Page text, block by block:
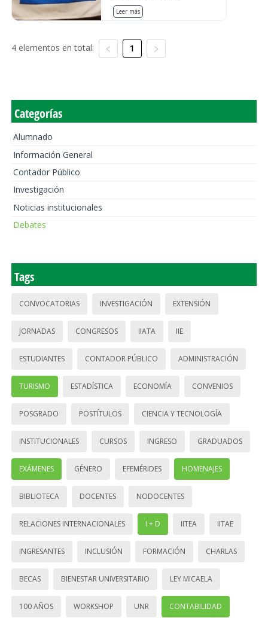
Leer más
4 elementos en total: 1
Categorías
Alumnado
Información General
Contador Público
Investigación
Noticias institucionales
Debates
Tags
CONVOCATORIAS INVESTIGACIÓN EXTENSIÓN
JORNADAS CONGRESOS IIATA IIE
ESTUDIANTES CONTADOR PÚBLICO ADMINISTRACIÓN
TURISMO ESTADÍSTICA ECONOMÍA CONVENIOS
POSGRADO POSTÍTULOS CIENCIA Y TECNOLOGÍA
INSTITUCIONALES CURSOS INGRESO GRADUADOS
EXÁMENES GÉNERO EFEMÉRIDES HOMENAJES
BIBLIOTECA DOCENTES NODOCENTES
RELACIONES INTERNACIONALES I + D IITEA IITAE
INGRESANTES INCLUSIÓN FORMACIÓN CHARLAS
BECAS BIENESTAR UNIVERSITARIO LEY MICAELA
100 AÑOS WORKSHOP UNR CONTABILIDAD